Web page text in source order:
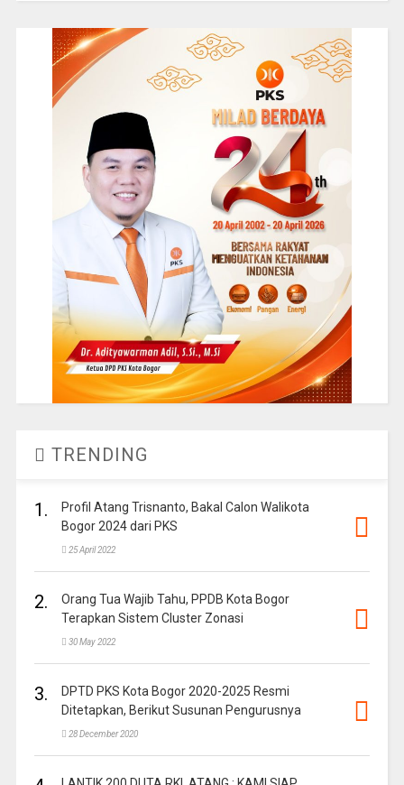
TRENDING
1.
Profil Atang Trisnanto, Bakal Calon Walikota
Bogor 2024 dari PKS
25 April 2022
2.
Orang Tua Wajib Tahu, PPDB Kota Bogor
Terapkan Sistem Cluster Zonasi
30 May 2022
3.
DPTD PKS Kota Bogor 2020-2025 Resmi
Ditetapkan, Berikut Susunan Pengurusnya
28 December 2020